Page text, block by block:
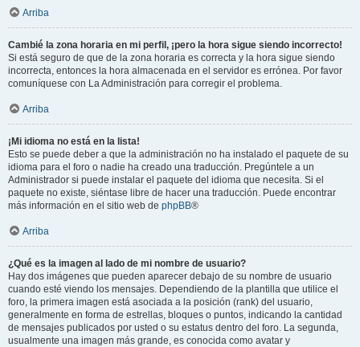
Arriba
Cambié la zona horaria en mi perfil, ¡pero la hora sigue siendo incorrecto!
Si está seguro de que de la zona horaria es correcta y la hora sigue siendo
incorrecta, entonces la hora almacenada en el servidor es errónea. Por favor
comuníquese con La Administración para corregir el problema.
Arriba
¡Mi idioma no está en la lista!
Esto se puede deber a que la administración no ha instalado el paquete de su
idioma para el foro o nadie ha creado una traducción. Pregúntele a un
Administrador si puede instalar el paquete del idioma que necesita. Si el
paquete no existe, siéntase libre de hacer una traducción. Puede encontrar
más información en el sitio web de phpBB®
Arriba
¿Qué es la imagen al lado de mi nombre de usuario?
Hay dos imágenes que pueden aparecer debajo de su nombre de usuario
cuando esté viendo los mensajes. Dependiendo de la plantilla que utilice el
foro, la primera imagen está asociada a la posición (rank) del usuario,
generalmente en forma de estrellas, bloques o puntos, indicando la cantidad
de mensajes publicados por usted o su estatus dentro del foro. La segunda,
usualmente una imagen más grande, es conocida como avatar y